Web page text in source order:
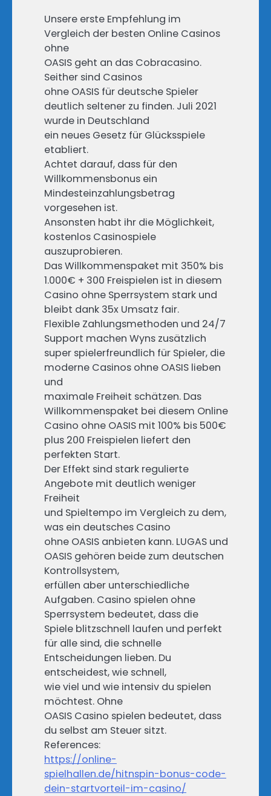
Unsere erste Empfehlung im
Vergleich der besten Online Casinos
ohne
OASIS geht an das Cobracasino.
Seither sind Casinos
ohne OASIS für deutsche Spieler
deutlich seltener zu finden. Juli 2021
wurde in Deutschland
ein neues Gesetz für Glücksspiele
etabliert.
Achtet darauf, dass für den
Willkommensbonus ein
Mindesteinzahlungsbetrag
vorgesehen ist.
Ansonsten habt ihr die Möglichkeit,
kostenlos Casinospiele
auszuprobieren.
Das Willkommenspaket mit 350% bis
1.000€ + 300 Freispielen ist in diesem
Casino ohne Sperrsystem stark und
bleibt dank 35x Umsatz fair.
Flexible Zahlungsmethoden und 24/7
Support machen Wyns zusätzlich
super spielerfreundlich für Spieler, die
moderne Casinos ohne OASIS lieben
und
maximale Freiheit schätzen. Das
Willkommenspaket bei diesem Online
Casino ohne OASIS mit 100% bis 500€
plus 200 Freispielen liefert den
perfekten Start.
Der Effekt sind stark regulierte
Angebote mit deutlich weniger
Freiheit
und Spieltempo im Vergleich zu dem,
was ein deutsches Casino
ohne OASIS anbieten kann. LUGAS und
OASIS gehören beide zum deutschen
Kontrollsystem,
erfüllen aber unterschiedliche
Aufgaben. Casino spielen ohne
Sperrsystem bedeutet, dass die
Spiele blitzschnell laufen und perfekt
für alle sind, die schnelle
Entscheidungen lieben. Du
entscheidest, wie schnell,
wie viel und wie intensiv du spielen
möchtest. Ohne
OASIS Casino spielen bedeutet, dass
du selbst am Steuer sitzt.
References:
https://online-
spielhallen.de/hitnspin-bonus-code-
dein-startvorteil-im-casino/